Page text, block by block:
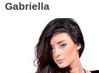
Gabriella